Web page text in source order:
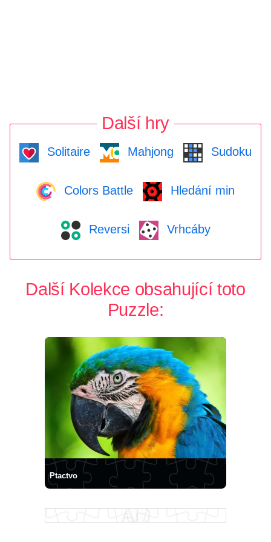
Další hry
Solitaire Mahjong Sudoku
Colors Battle Hledání min
Reversi Vrhcáby
Další Kolekce obsahující toto
Puzzle:
Ptactvo